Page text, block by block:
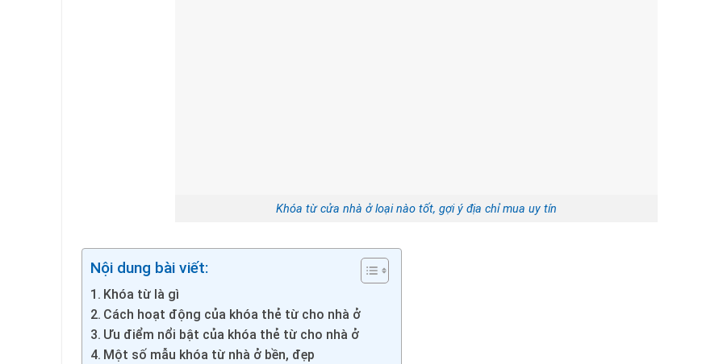
Khóa từ cửa nhà ở loại nào tốt, gợi ý địa chỉ mua uy tín
Nội dung bài viết:
Khóa từ là gì
Cách hoạt động của khóa thẻ từ cho nhà ở
Ưu điểm nổi bật của khóa thẻ từ cho nhà ở
Một số mẫu khóa từ nhà ở bền, đẹp